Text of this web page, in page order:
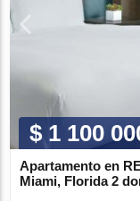
$ 1 100
Apartamento en
Miami, Florida 2